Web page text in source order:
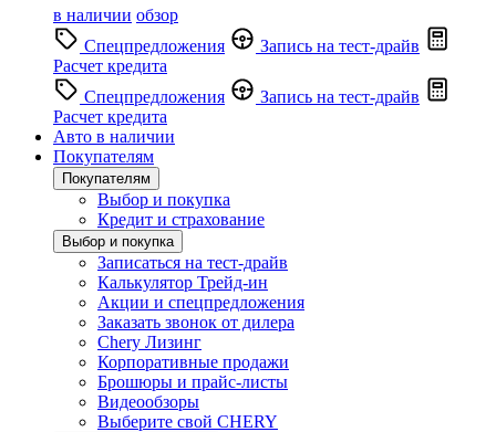
в наличии обзор
Спецпредложения
Запись на тест-драйв
Расчет кредита
Спецпредложения
Запись на тест-драйв
Расчет кредита
Авто в наличии
Покупателям
Покупателям
Выбор и покупка
Кредит и страхование
Выбор и покупка
Записаться на тест-драйв
Калькулятор Трейд-ин
Акции и спецпредложения
Заказать звонок от дилера
Chery Лизинг
Корпоративные продажи
Брошюры и прайс-листы
Видеообзоры
Выберите свой CHERY